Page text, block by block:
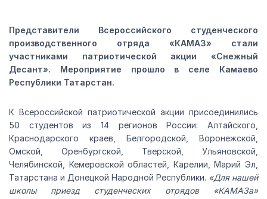
Представители Всероссийского студенческого
производственного отряда «КАМАЗ» стали
участниками патриотической акции «Снежный
Десант». Мероприятие прошло в селе Камаево
Республики Татарстан.
К Всероссийской патриотической акции присоединились
50 студентов из 14 регионов России: Алтайского,
Краснодарского краев, Белгородской, Воронежской,
Омской, Оренбургской, Тверской, Ульяновской,
Челябинской, Кемеровской областей, Карелии, Марий Эл,
Татарстана и Донецкой Народной Республики. «Для нашей
школы приезд студенческих отрядов «КАМАЗа»